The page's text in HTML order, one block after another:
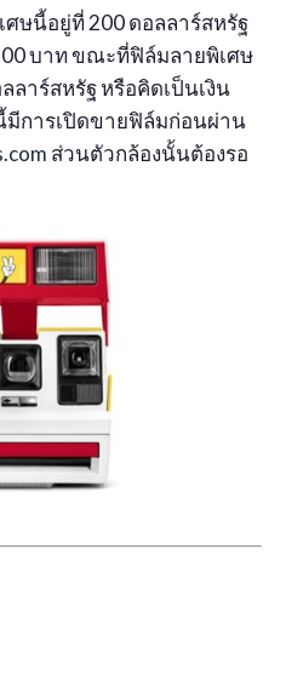
ษนี้อยู่ที่ 200 ดอลลาร์สหรัฐ
บาท ขณะที่ฟิล์มลายพิเศษ
ลาร์สหรัฐ หรือคิดเป็นเงิน
มีการเปิดขายฟิล์มก่อนผ่าน
ส่วนตัวกล้องนั้นต้องรอ